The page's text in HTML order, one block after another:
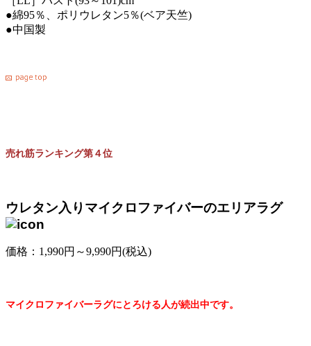
●綿95％、ポリウレタン5％(ベア天竺)
●中国製
売れ筋ランキング第４位
ウレタン入りマイクロファイバーのエリアラグ
価格：1,990円～9,990円(税込)
マイクロファイバーラグにとろける人が続出中です。